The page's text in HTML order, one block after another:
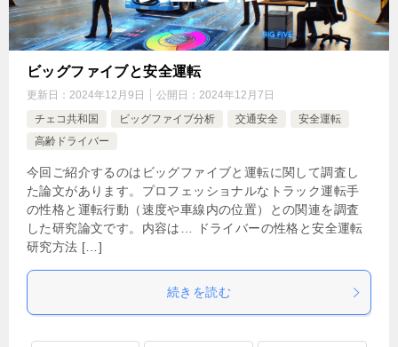
ビッグファイブと安全運転
更新日： 2024年12月9日 公開日： 2024年12月7日
チェコ共和国
ビッグファイブ分析 交通安全
安全運転
高齢ドライバー
今回ご紹介するのはビッグファイブと運転に関して調査し
た論文があります。プロフェッショナルなトラック運転手
の性格と運転行動（速度や車線内の位置）との関連を調査
した研究論文です。内容は… ドライバーの性格と安全運転
研究方法 […]
続きを読む